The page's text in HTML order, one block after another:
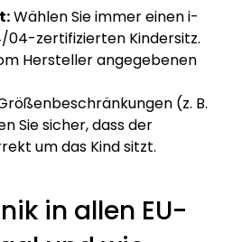
Wählen Sie immer einen i-
04-zertifizierten Kindersitz.
Hersteller angegebenen
(z. B.
Sie sicher, dass der
um das Kind sitzt.
in allen EU-